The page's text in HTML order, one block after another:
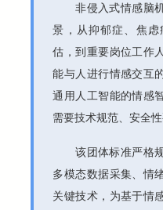
非侵入式情感脑
景，从抑郁症、焦
估，到重要岗位工作
能与人进行情感交互
通用人工智能的情感
需要技术规范、安全
该团体标准严格
多模态数据采集、情
关键技术，为基于情